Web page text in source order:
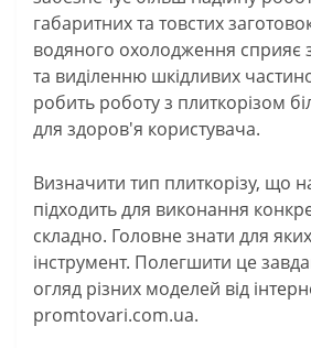
габаритних та товстих
водяного охолодження
та виділенню шкідливих
робить роботу з плиткорізом
для здоров'я користувача.
Визначити тип плиткорізу, що
підходить для виконання
складно. Головне знати для
інструмент. Полегшити це
огляд різних моделей від
promtovari.com.ua.